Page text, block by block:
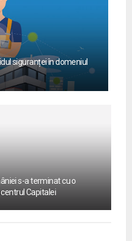
siguranței în domeniul
s-a terminat cu o
Capitalei